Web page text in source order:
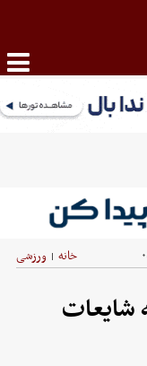
خانه | ورزشی
شایعات